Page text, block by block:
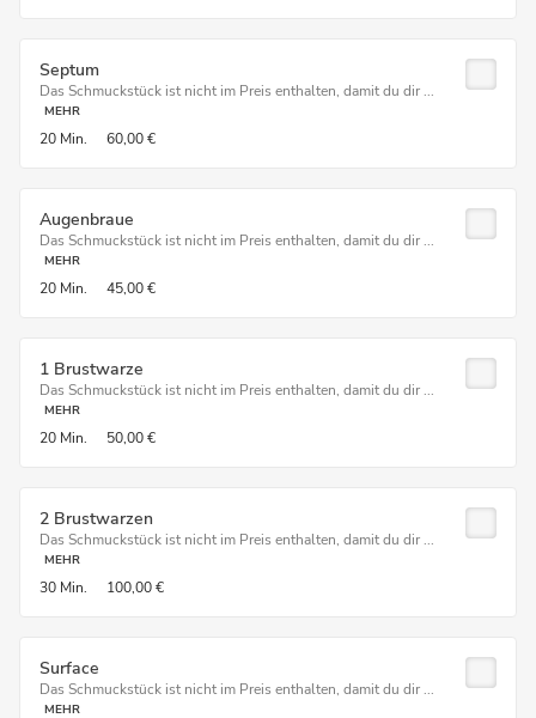
Septum
Das Schmuckstück ist nicht im Preis enthalten, damit du dir ...
MEHR
20 Min. 60,00 €
Augenbraue
Das Schmuckstück ist nicht im Preis enthalten, damit du dir ...
MEHR
20 Min. 45,00 €
1 Brustwarze
Das Schmuckstück ist nicht im Preis enthalten, damit du dir ...
MEHR
20 Min. 50,00 €
2 Brustwarzen
Das Schmuckstück ist nicht im Preis enthalten, damit du dir ...
MEHR
30 Min. 100,00 €
Surface
Das Schmuckstück ist nicht im Preis enthalten, damit du dir ...
MEHR